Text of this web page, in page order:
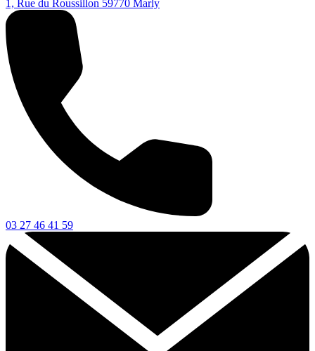
1, Rue du Roussillon 59770 Marly
03 27 46 41 59